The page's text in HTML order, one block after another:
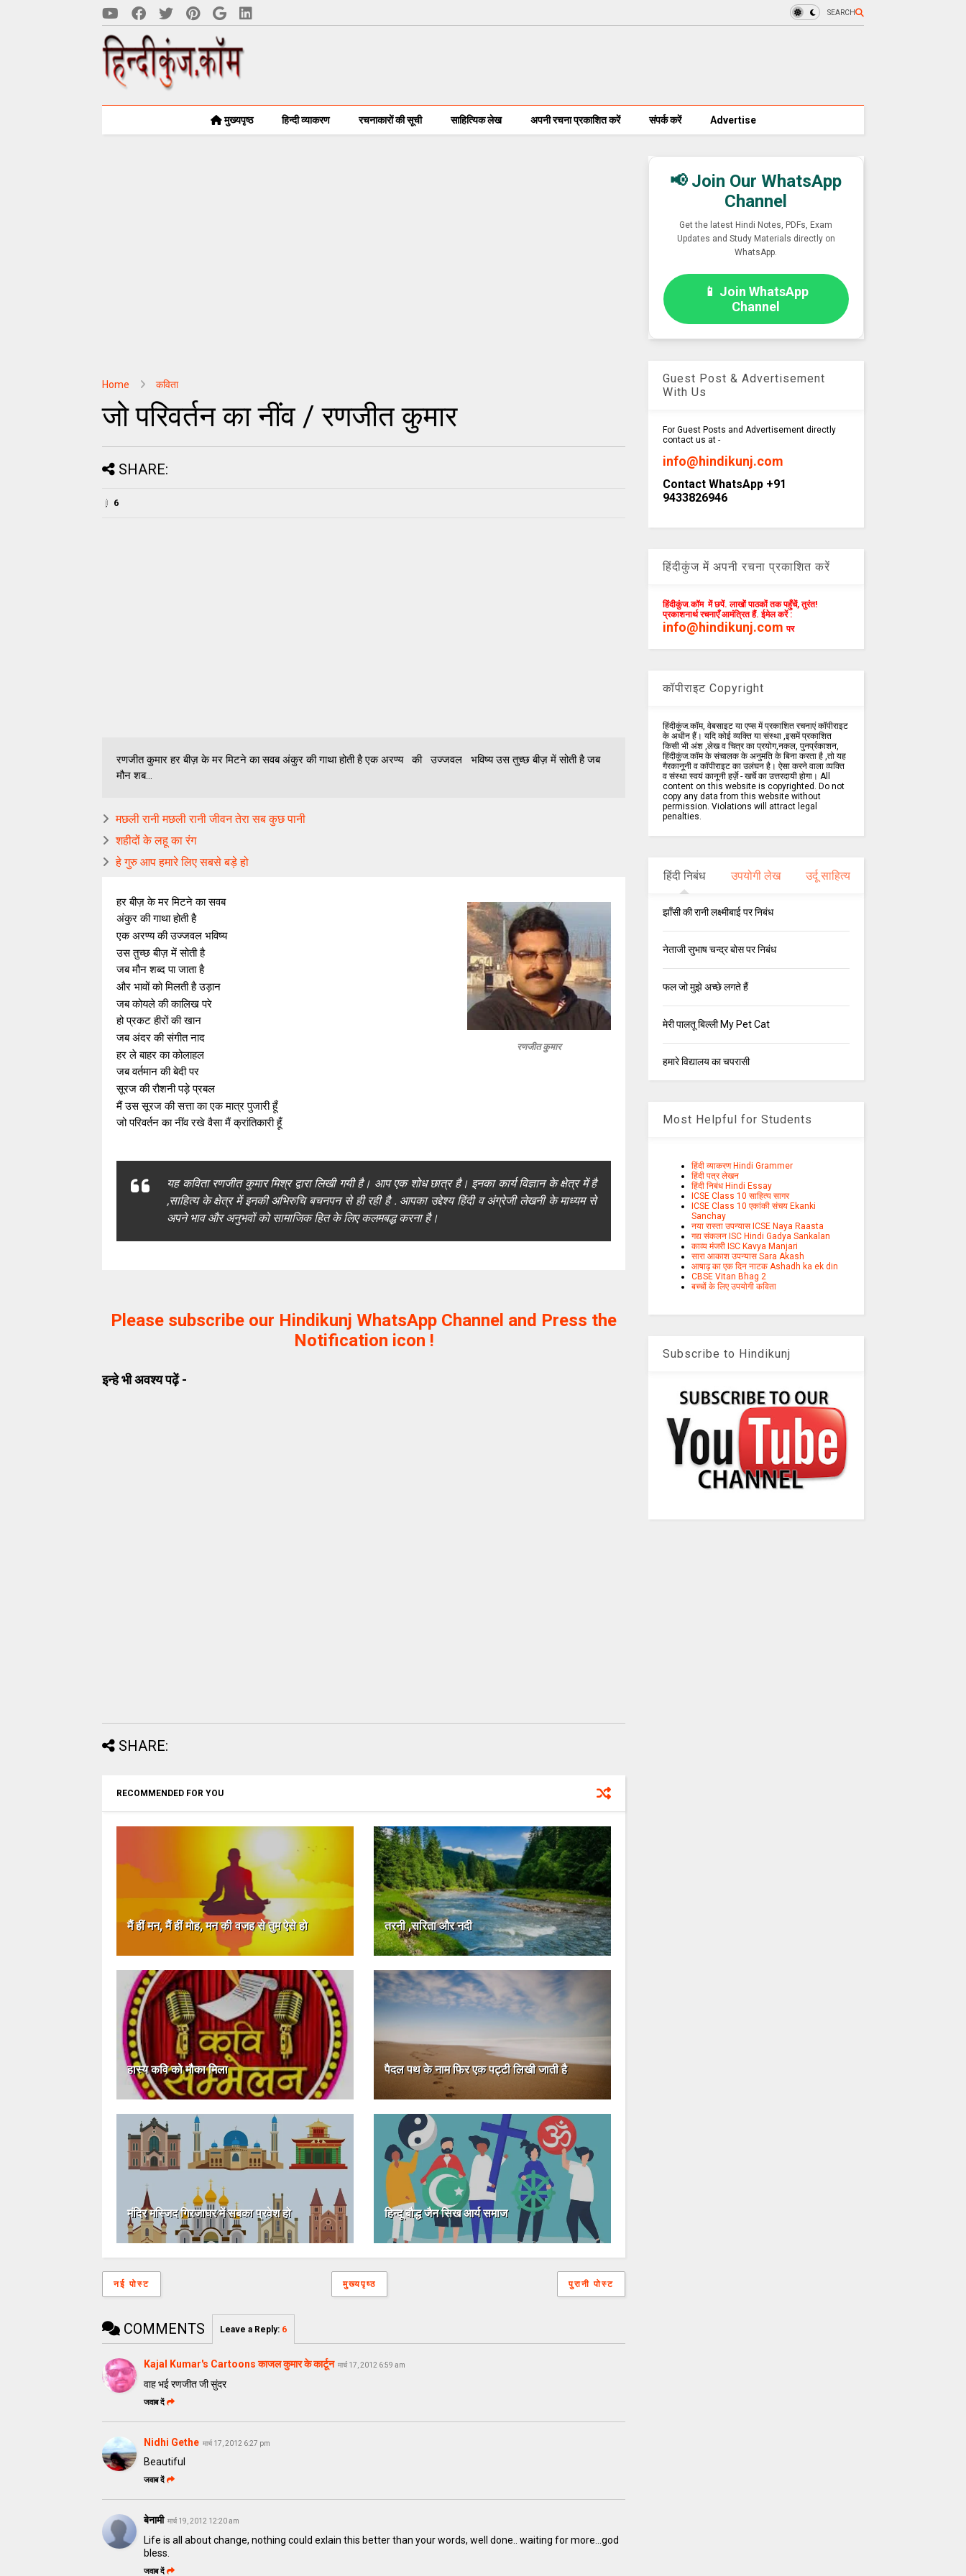
SEARCH
मुख्यपृष्ठ हिन्दी व्याकरण रचनाकारों की सूची साहित्यिक लेख अपनी रचना प्रकाशित करें संपर्क करें Advertise
Home कविता
जो परिवर्तन का नींव / रणजीत कुमार
SHARE:
6
रणजीत कुमार हर बीज़ के मर मिटने का सवब अंकुर की गाथा होती है एक अरण्य की उज्जवल भविष्य उस तुच्छ बीज़ में सोती है जब
मौन शब...
मछली रानी मछली रानी जीवन तेरा सब कुछ पानी
शहीदों के लहू का रंग
हे गुरु आप हमारे लिए सबसे बड़े हो
रणजीत कुमार
हर बीज़ के मर मिटने का सवब
अंकुर की गाथा होती है
एक अरण्य की उज्जवल भविष्य
उस तुच्छ बीज़ में सोती है
जब मौन शब्द पा जाता है
और भावों को मिलती है उड़ान
जब कोयले की कालिख परे
हो प्रकट हीरों की खान
जब अंदर की संगीत नाद
हर ले बाहर का कोलाहल
जब वर्तमान की बेदी पर
सूरज की रौशनी पड़े प्रबल
मैं उस सूरज की सत्ता का एक मात्र पुजारी हूँ
जो परिवर्तन का नींव रखे वैसा मैं क्रांतिकारी हूँ
यह कविता रणजीत कुमार मिश्र द्वारा लिखी गयी है। आप एक शोध छात्र है। इनका कार्य विज्ञान के क्षेत्र में है
,साहित्य के क्षेत्र में इनकी अभिरुचि बचनपन से ही रही है . आपका उद्देश्य हिंदी व अंग्रेजी लेखनी के माध्यम से
अपने भाव और अनुभवों को सामाजिक हित के लिए कलमबद्ध करना है।
Please subscribe our Hindikunj WhatsApp Channel and Press the
Notification icon !
इन्हे भी अवश्य पढ़ें -
SHARE:
RECOMMENDED FOR YOU
मैं हीं मन, मैं हीं मोह, मन की वजह से तुम ऐसे हो तरनी ,सरिता और नदी
हास्य कवि को मौका मिला पैदल पथ के नाम फिर एक पट्टी लिखी जाती है
मंदिर मस्जिद गिरजाघर में सबका प्रवेश हो हिन्दू बौद्ध जैन सिख आर्य समाज
नई पोस्ट पुरानी पोस्ट
मुख्यपृष्ठ
COMMENTS Leave a Reply: 6
Kajal Kumar's Cartoons काजल कुमार के कार्टून मार्च 17, 2012 6:59 am
वाह भई रणजीत जी सुंदर
जवाब दें
Nidhi Gethe मार्च 17, 2012 6:27 pm
Beautiful
जवाब दें
बेनामी मार्च 19, 2012 12:20 am
Life is all about change, nothing could exlain this better than your words, well done.. waiting for more...god
bless.
जवाब दें
📢 Join Our WhatsApp
Channel
Get the latest Hindi Notes, PDFs, Exam
Updates and Study Materials directly on
WhatsApp.
📱 Join WhatsApp
Channel
Guest Post & Advertisement
With Us
For Guest Posts and Advertisement directly
contact us at -
info@hindikunj.com
Contact WhatsApp +91
9433826946
हिंदीकुंज में अपनी रचना प्रकाशित करें
हिंदीकुंज.कॉम में छपें. लाखों पाठकों तक पहुँचें, तुरंत!
प्रकाशनार्थ रचनाएँ आमंत्रित हैं. ईमेल करें :
info@hindikunj.com पर
कॉपीराइट Copyright
हिंदीकुंज.कॉम, वेबसाइट या एप्स में प्रकाशित रचनाएं कॉपीराइट
के अधीन हैं। यदि कोई व्यक्ति या संस्था ,इसमें प्रकाशित
किसी भी अंश ,लेख व चित्र का प्रयोग,नकल, पुनर्प्रकाशन,
हिंदीकुंज.कॉम के संचालक के अनुमति के बिना करता है ,तो यह
गैरकानूनी व कॉपीराइट का उलंघन है। ऐसा करने वाला व्यक्ति
व संस्था स्वयं कानूनी हर्ज़े - खर्चे का उत्तरदायी होगा। All
content on this website is copyrighted. Do not
copy any data from this website without
permission. Violations will attract legal
penalties.
हिंदी निबंध उपयोगी लेख उर्दू साहित्य
झाँसी की रानी लक्ष्मीबाई पर निबंध
नेताजी सुभाष चन्द्र बोस पर निबंध
फल जो मुझे अच्छे लगते हैं
मेरी पालतू बिल्ली My Pet Cat
हमारे विद्यालय का चपरासी
Most Helpful for Students
हिंदी व्याकरण Hindi Grammer
हिंदी पत्र लेखन
हिंदी निबंध Hindi Essay
ICSE Class 10 साहित्य सागर
ICSE Class 10 एकांकी संचय Ekanki
Sanchay
नया रास्ता उपन्यास ICSE Naya Raasta
गद्य संकलन ISC Hindi Gadya Sankalan
काव्य मंजरी ISC Kavya Manjari
सारा आकाश उपन्यास Sara Akash
आषाढ़ का एक दिन नाटक Ashadh ka ek din
CBSE Vitan Bhag 2
बच्चों के लिए उपयोगी कविता
Subscribe to Hindikunj